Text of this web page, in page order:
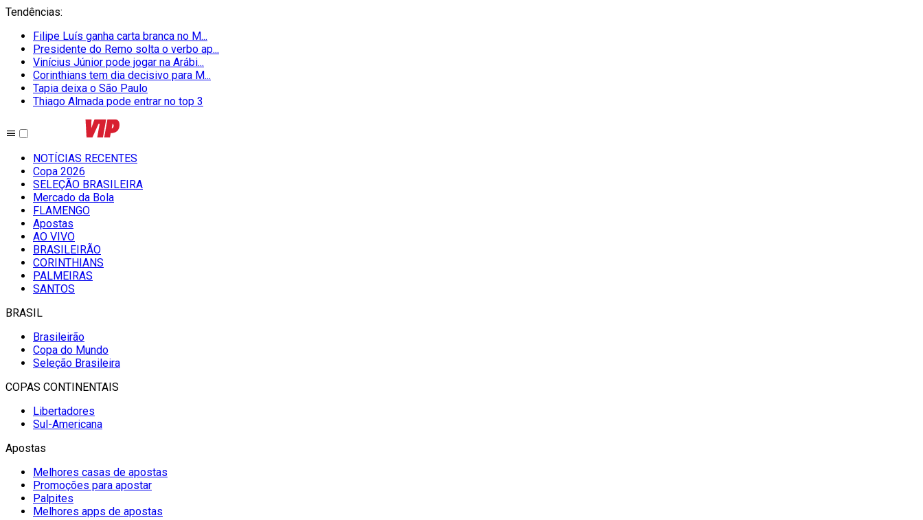
Tendências:
Filipe Luís ganha carta branca no M...
Presidente do Remo solta o verbo ap...
Vinícius Júnior pode jogar na Arábi...
Corinthians tem dia decisivo para M...
Tapia deixa o São Paulo
Thiago Almada pode entrar no top 3
NOTÍCIAS RECENTES
Copa 2026
SELEÇÃO BRASILEIRA
Mercado da Bola
FLAMENGO
Apostas
AO VIVO
BRASILEIRÃO
CORINTHIANS
PALMEIRAS
SANTOS
BRASIL
Brasileirão
Copa do Mundo
Seleção Brasileira
COPAS CONTINENTAIS
Libertadores
Sul-Americana
Apostas
Melhores casas de apostas
Promoções para apostar
Palpites
Melhores apps de apostas